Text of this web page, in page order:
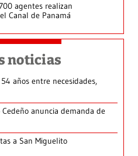
agentes realizan
Canal de Panamá
noticias
años entre necesidades,
anuncia demanda de
a San Miguelito